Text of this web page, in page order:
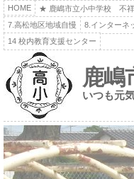
HOME ★ 鹿嶋市立小中学校 不祥
7.高松地区地域自慢
8.インターネ
14 校内教育支援センター
鹿嶋
いつも元